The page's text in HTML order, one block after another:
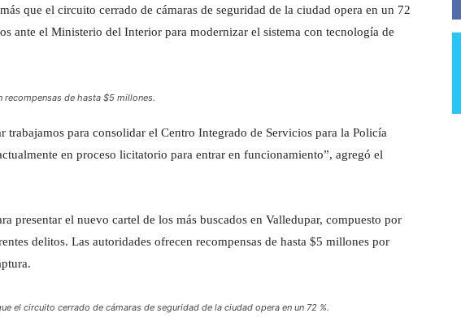
que el circuito cerrado de cámaras de seguridad de la ciudad opera en un 72
ante el Ministerio del Interior para modernizar el sistema con tecnología de
recompensas de hasta $5 millones.
trabajamos para consolidar el Centro Integrado de Servicios para la Policía
en proceso licitatorio para entrar en funcionamiento”, agregó el
presentar el nuevo cartel de los más buscados en Valledupar, compuesto por
delitos. Las autoridades ofrecen recompensas de hasta $5 millones por
el circuito cerrado de cámaras de seguridad de la ciudad opera en un 72 %.